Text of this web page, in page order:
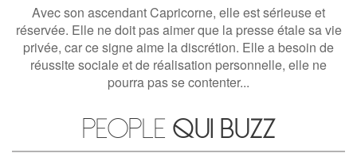
Avec son ascendant Capricorne, elle est sérieuse et
réservée. Elle ne doit pas aimer que la presse étale sa vie
privée, car ce signe aime la discrétion. Elle a besoin de
réussite sociale et de réalisation personnelle, elle ne
pourra pas se contenter...
People qui buzz